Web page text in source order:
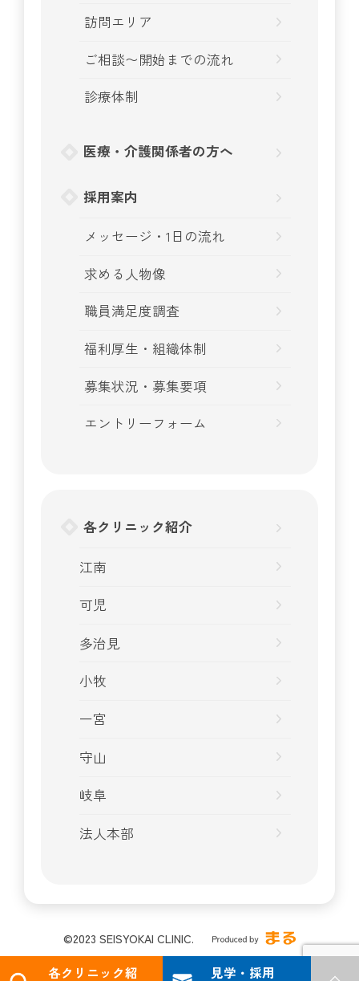
訪問エリア
ご相談〜開始までの流れ
診療体制
医療・介護関係者の方へ
採用案内
メッセージ・1日の流れ
求める人物像
職員満足度調査
福利厚生・組織体制
募集状況・募集要項
エントリーフォーム
各クリニック紹介
江南
可児
多治見
小牧
一宮
守山
岐阜
法人本部
©2023 SEISYOKAI CLINIC.
各クリニック紹
見学・採用